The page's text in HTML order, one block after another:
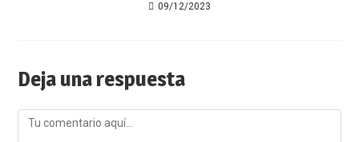
09/12/2023
Deja una respuesta